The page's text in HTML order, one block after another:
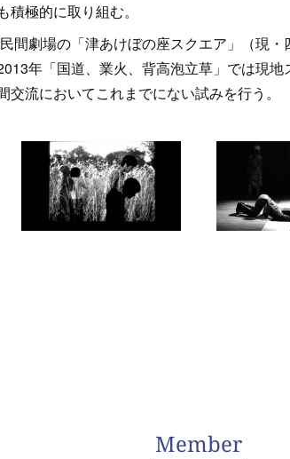
極的に取り組む。
間劇場の「津あけぼの座スクエア」（現
年「国道、業火、背高泡立草」では現
流においてこれまでにない試みを行う。
Member